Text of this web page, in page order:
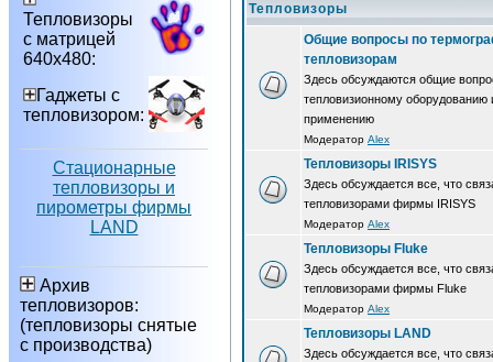
Тепловизоры
с матрицей
640х480:
Гаджеты с
тепловизором:
Стационарные
тепловизоры и
пирометры фирмы
LAND
Архив
тепловизоров:
(тепловизоры снятые
с производства)
Тепловизоры
Общие вопросы по
тепловизорам
Здесь обсуждаются общие
тепловизионному оборудованию
применению
Модератор Alex
Тепловизоры IRISYS
Здесь обсуждается все, что
тепловизорами фирмы IRISYS
Модератор Alex
Тепловизоры Fluke
Здесь обсуждается все, что
тепловизорами фирмы Fluke
Модератор Alex
Тепловизоры LAND
Здесь обсуждается все, что